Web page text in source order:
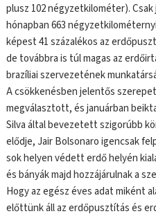
plusz 102 négyzetkilométer).
hónapban 663
képest 41 százalékos az
de továbbra is túl magas az
brazíliai szervezetének
A csökkenésben jelentős
megválasztott, és januárban
Silva által bevezetett szigorúbb
elődje, Jair Bolsonaro igencsak
sok helyen védett erdő helyén
és bányák majd hozzájárulnak a
Hogy az egész éves adat miként
előttünk áll az erdőpusztítás és